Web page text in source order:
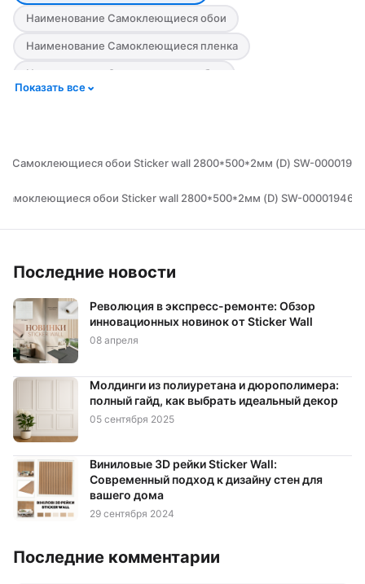
Наименование Самоклеющиеся обои
Наименование Самоклеющиеся пленка
Наименование Самоклеящиеся обои
Цвет Зеленый Цвет Коричневый
Материал Бумажная основа
Материал ПВХ
Стилизация Камень Стилизация Кирпич
Стилизация Мрамор
Стилизация Узор Тип Двухслойные
Тип Самоклеющаяся основа
Показать все
← Самоклеющиеся обои Sticker wall 2800*500*2мм (D) SW-00001943
Самоклеющиеся обои Sticker wall 2800*500*2мм (D) SW-00001946 →
Последние новости
Революция в экспресс-ремонте: Обзор
инновационных новинок от Sticker Wall
08 апреля
Молдинги из полиуретана и дюрополимера:
полный гайд, как выбрать идеальный декор
05 сентября 2025
Виниловые 3D рейки Sticker Wall:
Современный подход к дизайну стен для
вашего дома
29 сентября 2024
Последние комментарии